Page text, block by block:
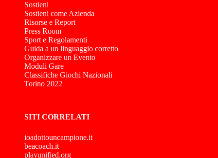
Sostieni
Sostieni come Azienda
Risorse e Report
Press Room
Sport e Regolamenti
Guida a un linguaggio corretto
Organizzare un Evento
Moduli Gare
Classifiche Giochi Nazionali
Torino 2022
SITI CORRELATI
ioadottouncampione.it
beacoach.it
playunified.org